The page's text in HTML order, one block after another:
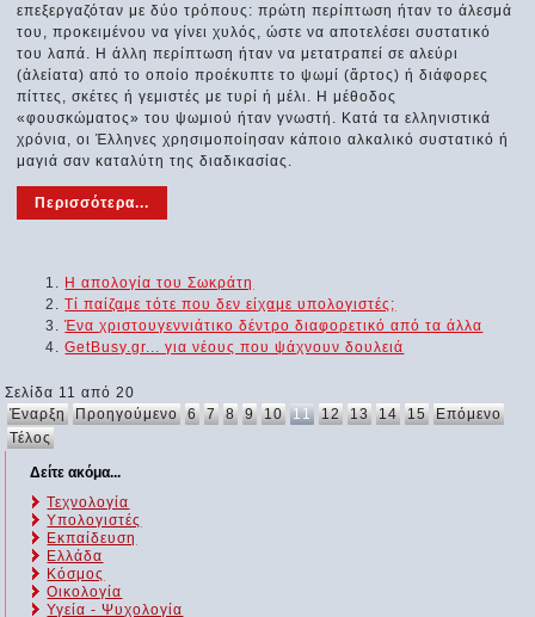
επεξεργαζόταν με δύο τρόπους: πρώτη περίπτωση ήταν το άλεσμά
του, προκειμένου να γίνει χυλός, ώστε να αποτελέσει συστατικό
του λαπά. Η άλλη περίπτωση ήταν να μετατραπεί σε αλεύρι
(ἀλείατα) από το οποίο προέκυπτε το ψωμί (ἄρτος) ή διάφορες
πίττες, σκέτες ή γεμιστές με τυρί ή μέλι. Η μέθοδος
«φουσκώματος» του ψωμιού ήταν γνωστή. Κατά τα ελληνιστικά
χρόνια, οι Έλληνες χρησιμοποίησαν κάποιο αλκαλικό συστατικό ή
μαγιά σαν καταλύτη της διαδικασίας.
Περισσότερα...
Η απολογία του Σωκράτη
Τί παίζαμε τότε που δεν είχαμε υπολογιστές;
Ένα χριστουγεννιάτικο δέντρο διαφορετικό από τα άλλα
GetBusy.gr... για νέους που ψάχνουν δουλειά
Σελίδα 11 από 20
Έναρξη Προηγούμενο 6 7 8 9 10 11 12 13 14 15 Επόμενο
Τέλος
Δείτε ακόμα...
Τεχνολογία
Υπολογιστές
Εκπαίδευση
Ελλάδα
Κόσμος
Οικολογία
Υγεία - Ψυχολογία